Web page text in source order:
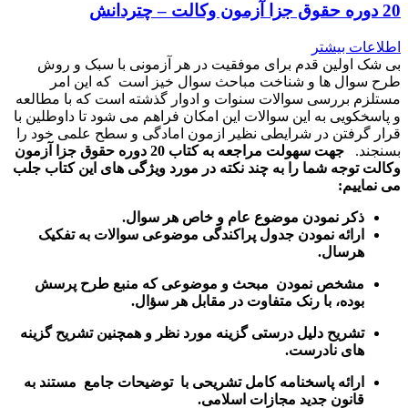
20 دوره حقوق جزا آزمون وکالت – چتردانش
اطلاعات بیشتر
بی شک اولین قدم برای موفقیت در هر آزمونی با سبک و روش
طرح سوال ها و شناخت مباحث سوال خیز است که این امر
مستلزم بررسی سوالات سنوات و ادوار گذشته است که با مطالعه
و پاسخکویی به این سوالات این امکان فراهم می شود تا داوطلین با
قرار گرفتن در شرایطی نظیر ازمون امادگی و سطح علمی خود را
بسنجند.
جهت سهولت مراجعه به کتاب 20 دوره حقوق جزا آزمون
وکالت توجه شما را به چند نکته در مورد ویژگی های این کتاب جلب
می نماییم:
ذکر نمودن موضوع عام و خاص هر سوال.
ارائه نمودن جدول پراکندگی موضوعی سوالات به تفکیک
هرسال.
مشخص نمودن مبحث و موضوعی که منبع طرح پرسش
بوده، با رنک متفاوت در مقابل هر سؤال.
تشریح دلیل درستی گزینه مورد نظر و همچنین تشریح گزینه
های نادرست.
ارائه پاسخنامه کامل تشریحی با توضیحات جامع مستند به
قانون جدید مجازات اسلامی.